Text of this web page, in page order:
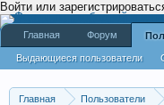
Войти или
Главная Пользователи
Главная Форум
Выдающиеся пользователи